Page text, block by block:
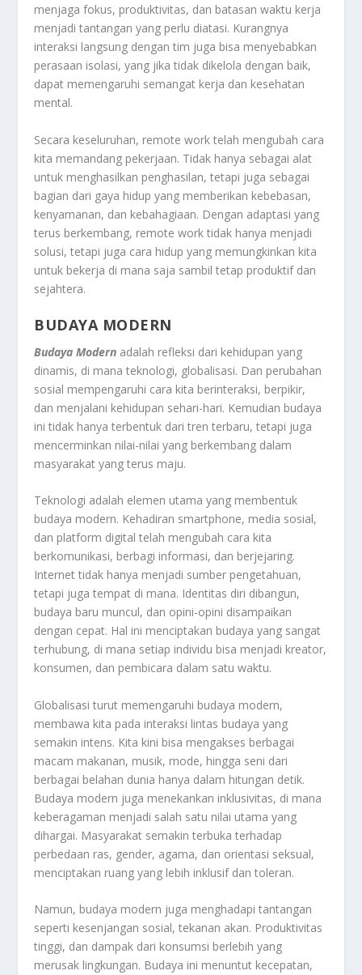
menjaga fokus, produktivitas, dan batasan waktu kerja
menjadi tantangan yang perlu diatasi. Kurangnya
interaksi langsung dengan tim juga bisa menyebabkan
perasaan isolasi, yang jika tidak dikelola dengan baik,
dapat memengaruhi semangat kerja dan kesehatan
mental.
Secara keseluruhan, remote work telah mengubah cara
kita memandang pekerjaan. Tidak hanya sebagai alat
untuk menghasilkan penghasilan, tetapi juga sebagai
bagian dari gaya hidup yang memberikan kebebasan,
kenyamanan, dan kebahagiaan. Dengan adaptasi yang
terus berkembang, remote work tidak hanya menjadi
solusi, tetapi juga cara hidup yang memungkinkan kita
untuk bekerja di mana saja sambil tetap produktif dan
sejahtera.
BUDAYA MODERN
Budaya Modern adalah refleksi dari kehidupan yang
dinamis, di mana teknologi, globalisasi. Dan perubahan
sosial mempengaruhi cara kita berinteraksi, berpikir,
dan menjalani kehidupan sehari-hari. Kemudian budaya
ini tidak hanya terbentuk dari tren terbaru, tetapi juga
mencerminkan nilai-nilai yang berkembang dalam
masyarakat yang terus maju.
Teknologi adalah elemen utama yang membentuk
budaya modern. Kehadiran smartphone, media sosial,
dan platform digital telah mengubah cara kita
berkomunikasi, berbagi informasi, dan berjejaring.
Internet tidak hanya menjadi sumber pengetahuan,
tetapi juga tempat di mana. Identitas diri dibangun,
budaya baru muncul, dan opini-opini disampaikan
dengan cepat. Hal ini menciptakan budaya yang sangat
terhubung, di mana setiap individu bisa menjadi kreator,
konsumen, dan pembicara dalam satu waktu.
Globalisasi turut memengaruhi budaya modern,
membawa kita pada interaksi lintas budaya yang
semakin intens. Kita kini bisa mengakses berbagai
macam makanan, musik, mode, hingga seni dari
berbagai belahan dunia hanya dalam hitungan detik.
Budaya modern juga menekankan inklusivitas, di mana
keberagaman menjadi salah satu nilai utama yang
dihargai. Masyarakat semakin terbuka terhadap
perbedaan ras, gender, agama, dan orientasi seksual,
menciptakan ruang yang lebih inklusif dan toleran.
Namun, budaya modern juga menghadapi tantangan
seperti kesenjangan sosial, tekanan akan. Produktivitas
tinggi, dan dampak dari konsumsi berlebih yang
merusak lingkungan. Budaya ini menuntut kecepatan,